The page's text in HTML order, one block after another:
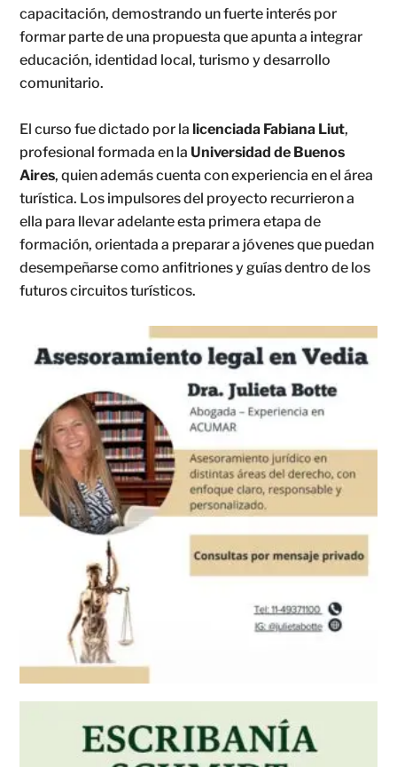
capacitación, demostrando un fuerte interés por
formar parte de una propuesta que apunta a integrar
educación, identidad local, turismo y desarrollo
comunitario.
El curso fue dictado por lalicenciada Fabiana Liut,
profesional formada en la Universidad de Buenos
Aires, quien además cuenta con experiencia en el área
turística. Los impulsores del proyecto recurrieron a
ella para llevar adelante esta primera etapa de
formación, orientada a preparar a jóvenes que puedan
desempeñarse como anfitriones y guías dentro de los
futuros circuitos turísticos.